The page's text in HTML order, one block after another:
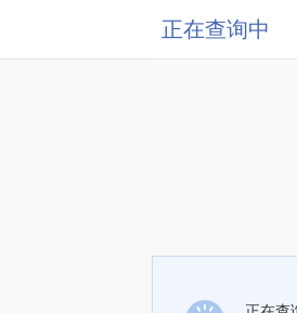
正在查询中